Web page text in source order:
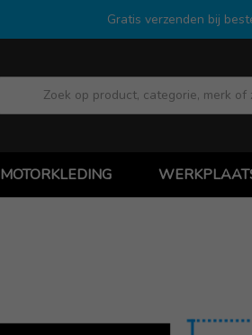
Gratis verzenden bij
Zoek
MOTORKLEDING